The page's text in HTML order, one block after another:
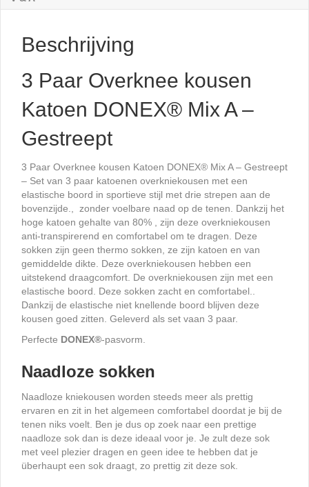
Beschrijving
3 Paar Overknee kousen
Katoen DONEX® Mix A –
Gestreept
3 Paar Overknee kousen Katoen DONEX® Mix A – Gestreept
– Set van 3 paar katoenen overkniekousen met een
elastische boord in sportieve stijl met drie strepen aan de
bovenzijde., zonder voelbare naad op de tenen. Dankzij het
hoge katoen gehalte van 80% , zijn deze overkniekousen
anti-transpirerend en comfortabel om te dragen. Deze
sokken zijn geen thermo sokken, ze zijn katoen en van
gemiddelde dikte. Deze overkniekousen hebben een
uitstekend draagcomfort. De overkniekousen zijn met een
elastische boord. Deze sokken zacht en comfortabel..
Dankzij de elastische niet knellende boord blijven deze
kousen goed zitten. Geleverd als set vaan 3 paar.
Perfecte DONEX®-pasvorm.
Naadloze sokken
Naadloze kniekousen worden steeds meer als prettig
ervaren en zit in het algemeen comfortabel doordat je bij de
tenen niks voelt. Ben je dus op zoek naar een prettige
naadloze sok dan is deze ideaal voor je. Je zult deze sok
met veel plezier dragen en geen idee te hebben dat je
überhaupt een sok draagt, zo prettig zit deze sok.